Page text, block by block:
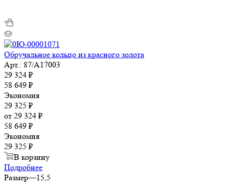
Обручальное кольцо из красного золота
Арт.: 87/А17003
29 324 ₽
58 649 ₽
Экономия
29 325 ₽
от 29 324 ₽
58 649 ₽
Экономия
29 325 ₽
В корзину
Подробнее
Размер—15,5